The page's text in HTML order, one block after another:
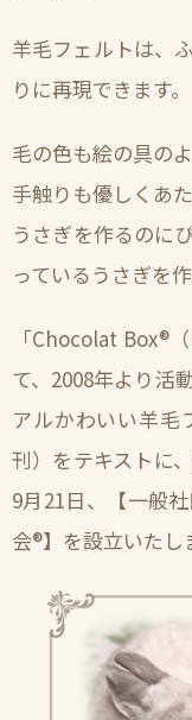
羊毛フェルトは、
りに再現できます。
毛の色も絵の具の
手触りも優しくあた
うさぎを作るのに
っているうさぎを
「Chocolat Box®
て、2008年より活
アルかわいい羊毛
刊）をテキストに
9月21日、【一般
会®】を設立いたし